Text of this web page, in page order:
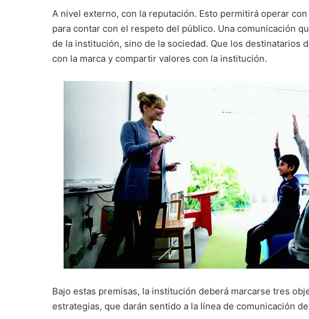
A nivel externo, con la reputación. Esto permitirá operar
para contar con el respeto del público. Una comunicación
de la institución, sino de la sociedad. Que los destinatarios
con la marca y compartir valores con la institución.
Bajo estas premisas, la institución deberá marcarse tres
estrategias, que darán sentido a la línea de comunicación